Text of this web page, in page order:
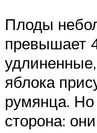
Плоды
превышает
яблока
румянца. Но
сторона: